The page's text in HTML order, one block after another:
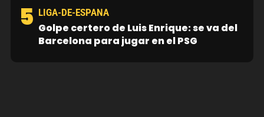
5 LIGA-DE-ESPANA
Golpe certero de Luis Enrique: se va del
Barcelona para jugar en el PSG